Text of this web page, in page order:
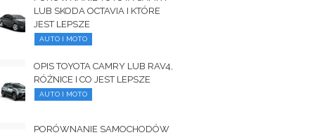
LUB SKODA OCTAVIA I KTÓRE
JEST LEPSZE
AUTO I MOTO
OPIS TOYOTA CAMRY LUB RAV4,
RÓŻNICE I CO JEST LEPSZE
AUTO I MOTO
PORÓWNANIE SAMOCHODÓW